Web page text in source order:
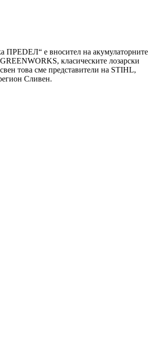
ПРЕDЕЛ“ е вносител на акумулаторните
класическите лозарски
това сме представители на STIHL,
Сливен.